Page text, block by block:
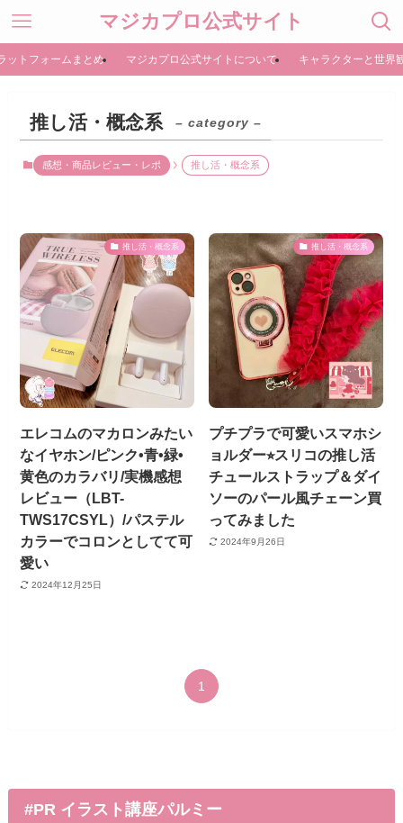
マジカプロ公式サイト
ットフォームまとめ マジカプロ公式サイトについて キャラクターと世界
推し活・概念系 – category –
感想・商品レビュー・レポ 推し活・概念系
推し活・概念系
エレコムのマカロンみたい
なイヤホン/ピンク•青•緑•
黄色のカラバリ/実機感想
レビュー（LBT-
TWS17CSYL）/パステル
カラーでコロンとしてて可
愛い
2024年12月25日
推し活・概念系
プチプラで可愛いスマホシ
ョルダー⭐︎スリコの推し活
チュールストラップ＆ダイ
ソーのパール風チェーン買
ってみました
2024年9月26日
1
#PR イラスト講座パルミー